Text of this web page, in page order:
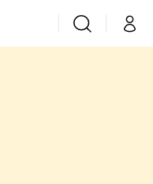
VyhledáváníMůj